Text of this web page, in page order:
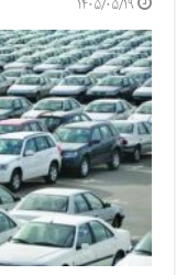
۱۴۰۵/۰۵/۱۹